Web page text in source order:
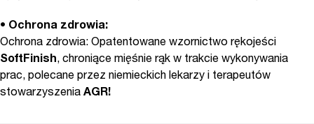
• Ochrona zdrowia:
Ochrona zdrowia: Opatentowane wzornictwo rękojeści
SoftFinish, chroniące mięśnie rąk w trakcie wykonywania
prac, polecane przez niemieckich lekarzy i terapeutów
stowarzyszenia AGR!